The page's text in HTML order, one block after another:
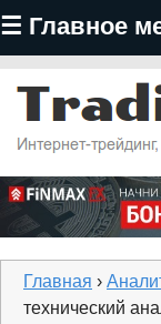
☰ Главное
TradingFin
Главная ›
технический